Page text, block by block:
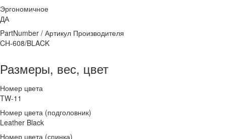
Эргономичное
ДА
PartNumber / Артикул Производителя
CH-608/BLACK
Размеры, вес, цвет
Номер цвета
TW-11
Номер цвета (подголовник)
Leather Black
Номер цвета (спинка)